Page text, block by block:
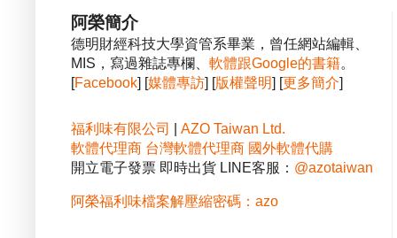
阿榮簡介
德明財經科技大學資管系畢業，曾任網站編輯、
MIS，寫過雜誌專欄、 軟體跟Google的書籍。
[Facebook] [媒體專訪] [版權聲明] [更多簡介]
福利味有限公司
AZO Taiwan Ltd.
軟體代理商 台灣軟體代理商 國外軟體代購
開立電子發票 即時出貨 LINE客服： @azotaiwan
阿榮福利味檔案解壓縮密碼：azo